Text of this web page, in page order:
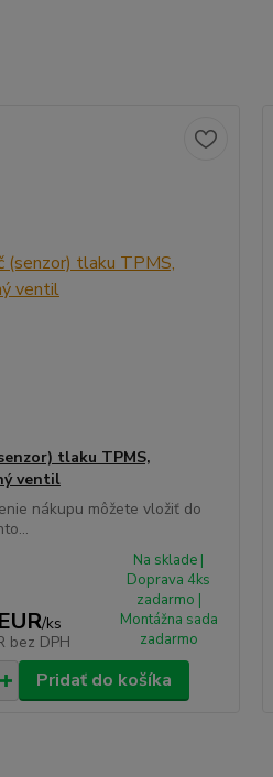
tlaku TPMS,
ventil
nákupu môžete vložiť do
/ks
bez DPH
Na sklade |
Doprava 4ks
zadarmo |
Montážna sada
zadarmo
Pridať do košíka